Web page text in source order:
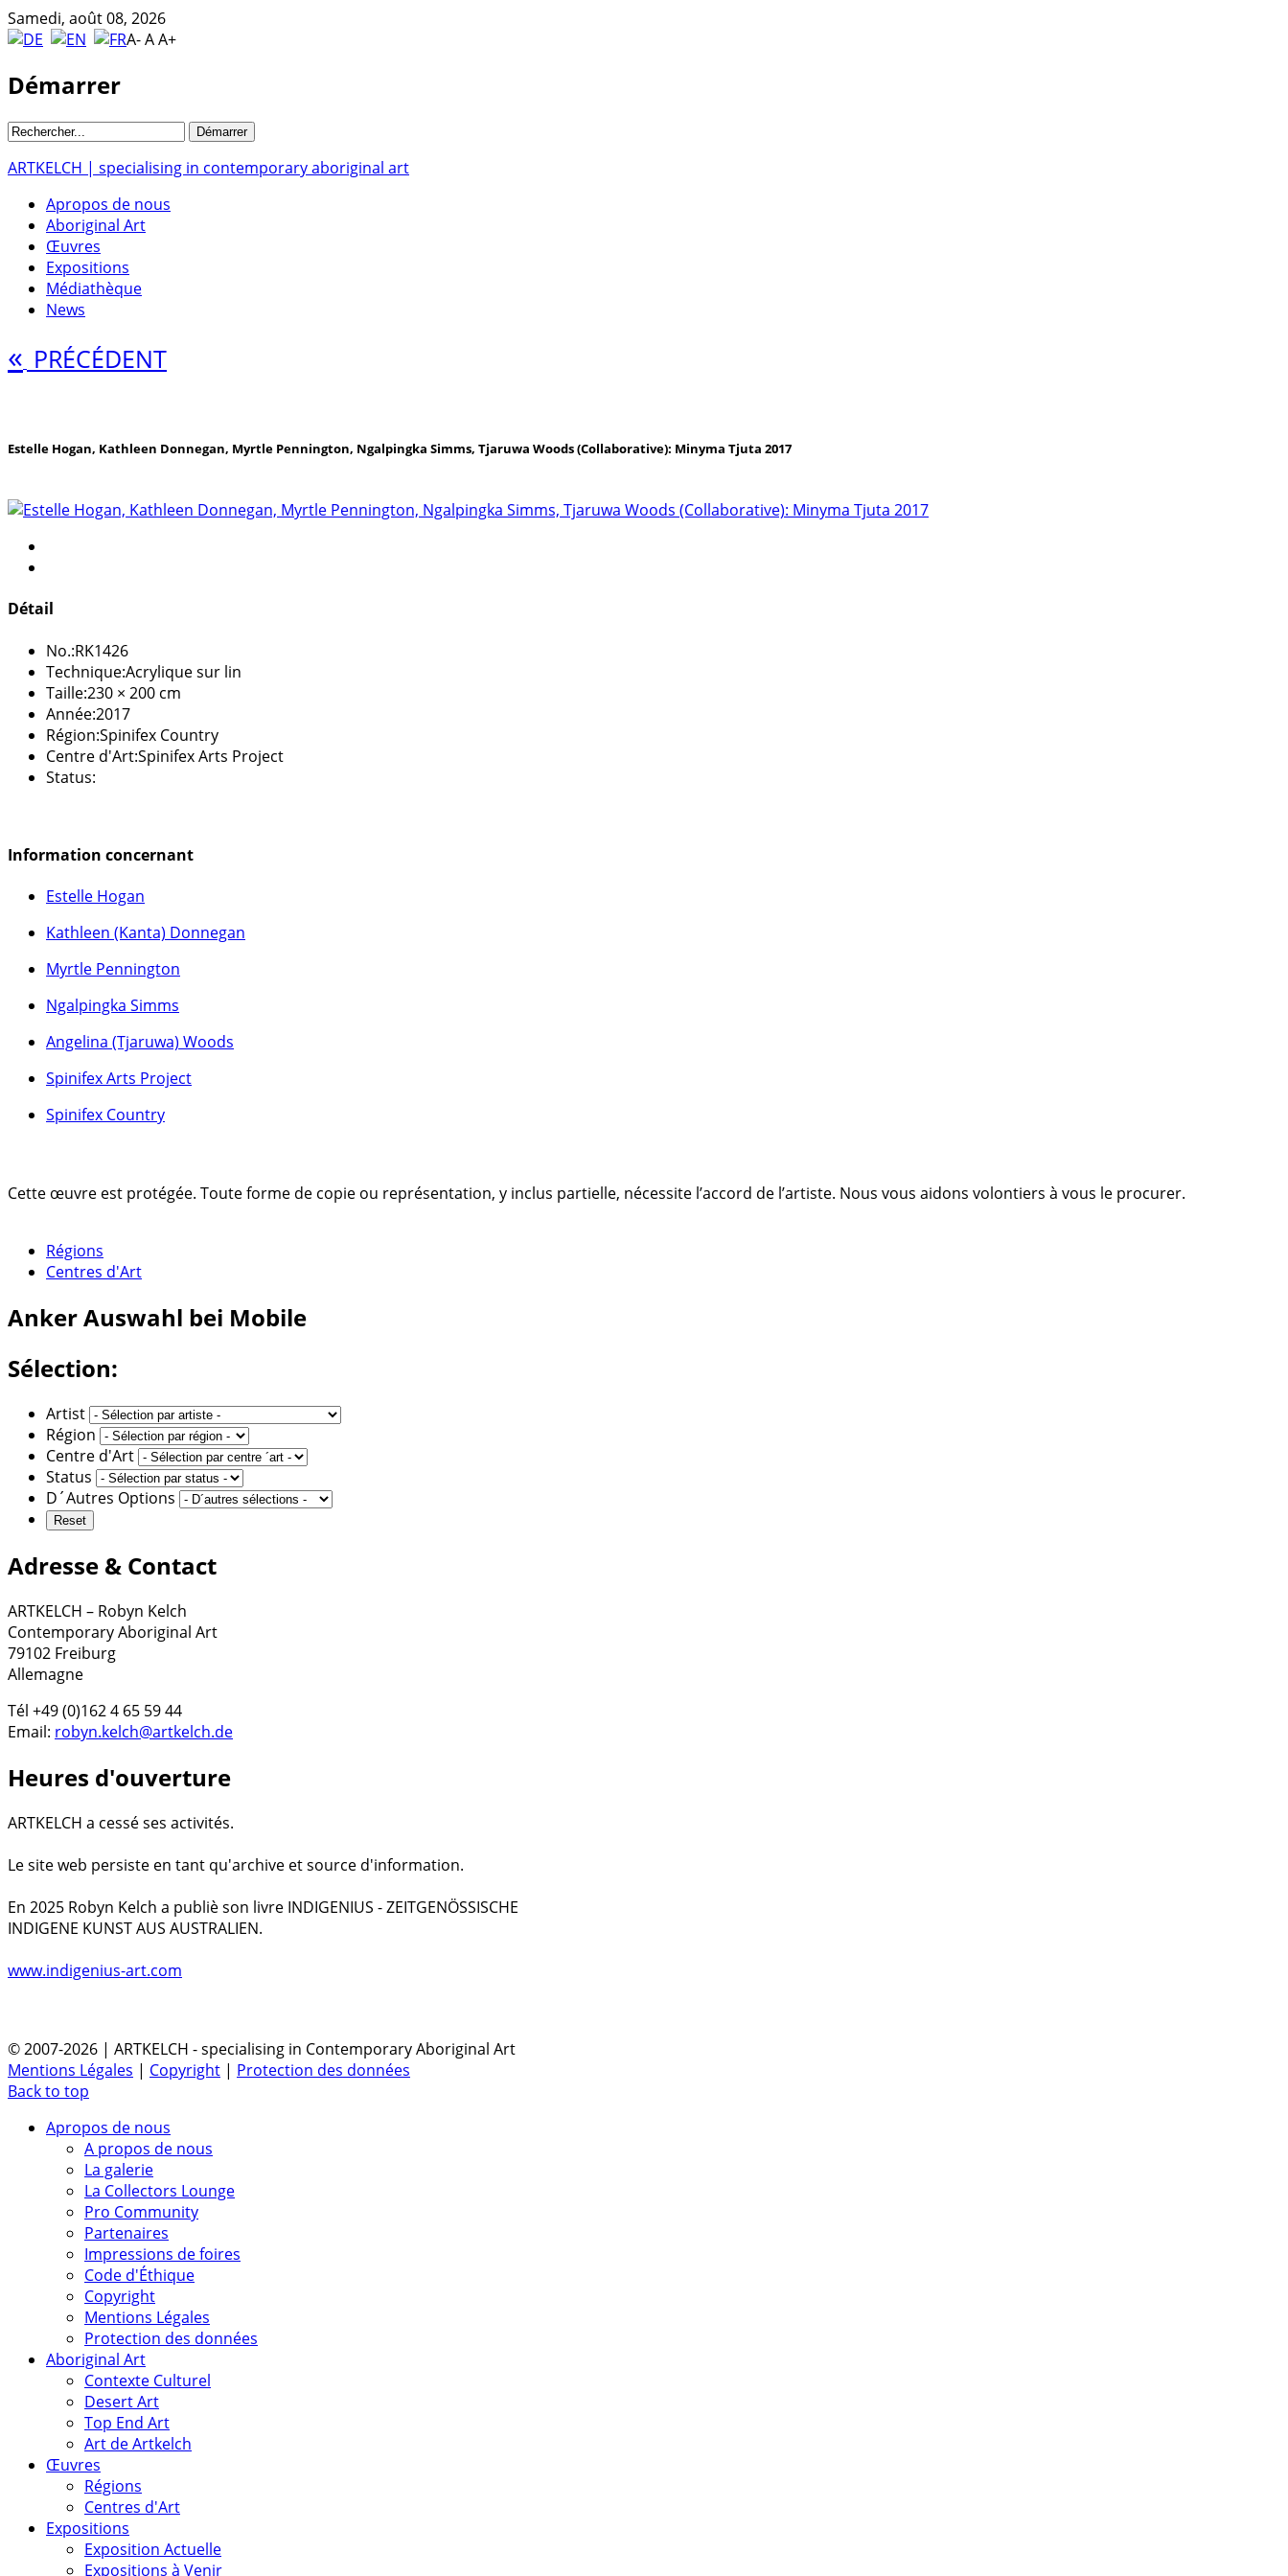
Samedi, août 08, 2026
A-AA+
Démarrer
ARTKELCH | specialising in contemporary aboriginal art
Apropos de nous
Aboriginal Art
Œuvres
Expositions
Médiathèque
News
« PRÉCÉDENT
Estelle Hogan, Kathleen Donnegan, Myrtle Pennington, Ngalpingka Simms, Tjaruwa Woods (Collaborative): Minyma Tjuta 2017
Détail
No.:RK1426
Technique:Acrylique sur lin
Taille:230 × 200 cm
Année:2017
Région:Spinifex Country
Centre d'Art:Spinifex Arts Project
Status:
Information concernant
Estelle Hogan
Kathleen (Kanta) Donnegan
Myrtle Pennington
Ngalpingka Simms
Angelina (Tjaruwa) Woods
Spinifex Arts Project
Spinifex Country
Cette œuvre est protégée. Toute forme de copie ou représentation, y inclus partielle, nécessite l’accord de l’artiste. Nous vous aidons volontiers à vous le procurer.
Régions
Centres d'Art
AnkerAuswahl bei Mobile
Sélection:
Artist
Région
Centre d'Art
Status
D´Autres Options
Adresse & Contact
ARTKELCH – Robyn Kelch
Contemporary Aboriginal Art
79102 Freiburg
Allemagne
Tél +49 (0)162 4 65 59 44
Email: robyn.kelch@artkelch.de
Heures d'ouverture
ARTKELCH a cessé ses activités.
Le site web persiste en tant qu'archive et source d'information.
En 2025 Robyn Kelch a publiè son livre INDIGENIUS - ZEITGENÖSSISCHE
INDIGENE KUNST AUS AUSTRALIEN.
www.indigenius-art.com
© 2007-2026 | ARTKELCH - specialising in Contemporary Aboriginal Art
Mentions Légales | Copyright | Protection des données
Back to top
Apropos de nous
A propos de nous
La galerie
La Collectors Lounge
Pro Community
Partenaires
Impressions de foires
Code d'Éthique
Copyright
Mentions Légales
Protection des données
Aboriginal Art
Contexte Culturel
Desert Art
Top End Art
Art de Artkelch
Œuvres
Régions
Centres d'Art
Expositions
Exposition Actuelle
Expositions à Venir